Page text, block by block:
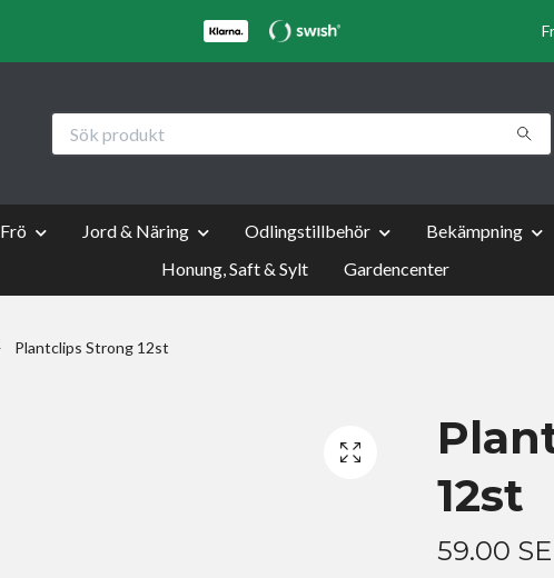
Frö Jord & Näring Odlingstillbehör Bekämpning
Honung, Saft & Sylt
Gardencenter
Plantclips Strong 12st
12st
59.00